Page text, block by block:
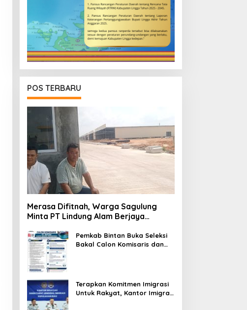
POS TERBARU
Merasa Difitnah, Warga Sagulung
Minta PT Lindung Alam Berjaya
MasyarakatPemkab Bintan Buka Seleksi
Bakal Calon Komisaris dan
Terapkan Komitmen Imigrasi
Untuk Rakyat, Kantor Imigrasi